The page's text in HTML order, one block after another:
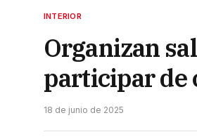
INTERIOR
Organizan
participar de
18 de junio de 2025